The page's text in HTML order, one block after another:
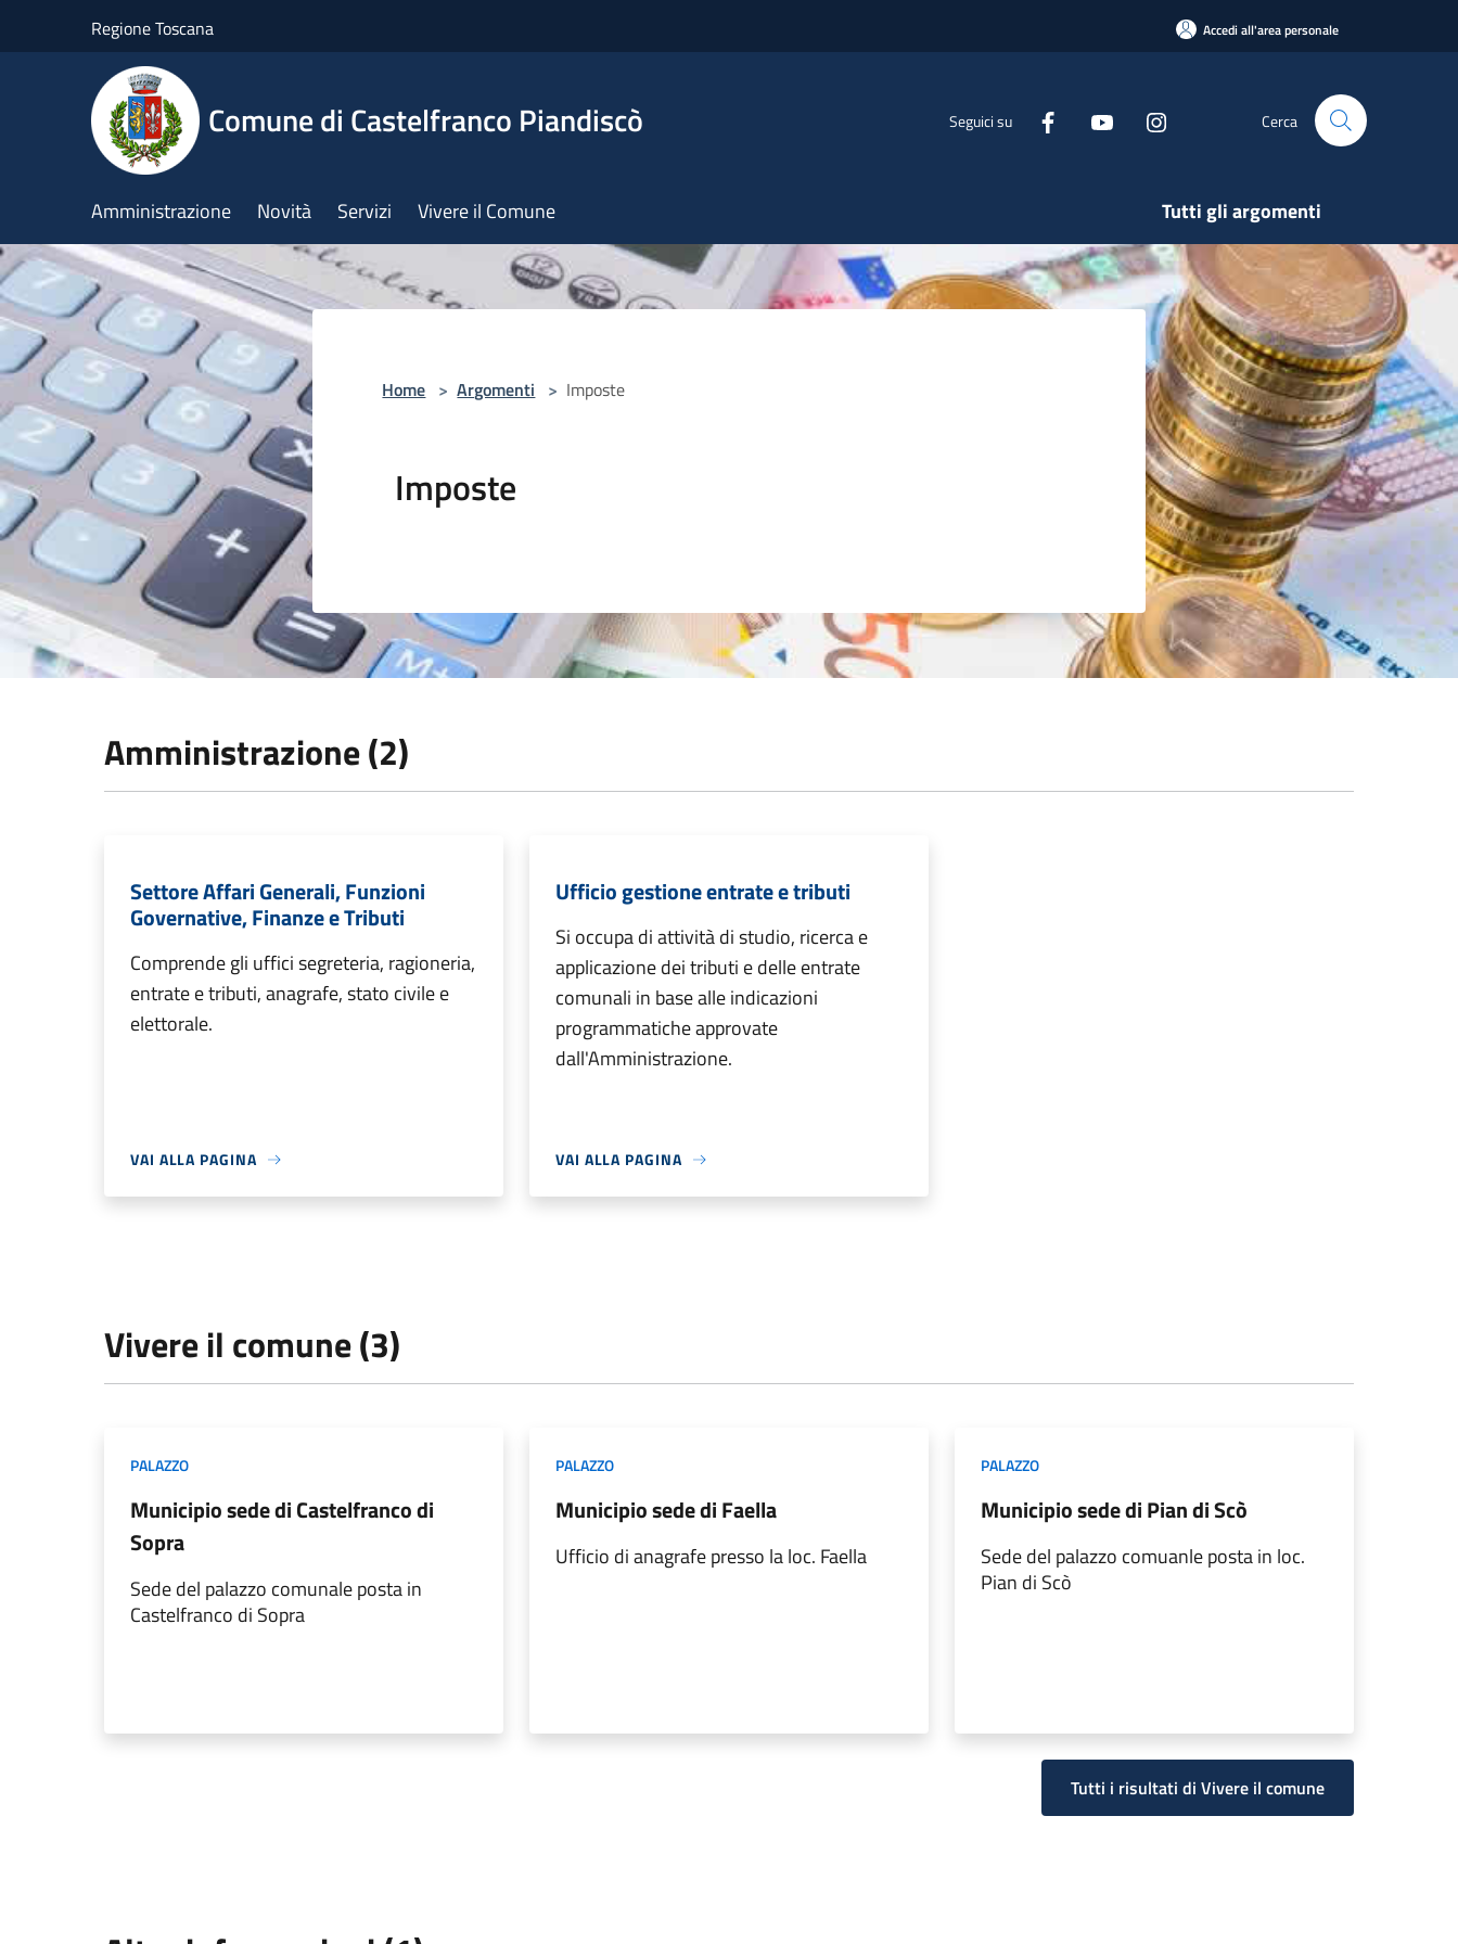
Regione Toscana Accedi all'area personale
Comune di Castelfranco Piandiscò Seguici su Cerca
Amministrazione Novità Servizi Vivere il Comune Tutti gli argomenti
Home > Argomenti > Imposte
Imposte
Amministrazione (2)
Settore Affari Generali, Funzioni
Governative, Finanze e Tributi
Comprende gli uffici segreteria, ragioneria,
entrate e tributi, anagrafe, stato civile e
elettorale.
VAI ALLA PAGINA
Ufficio gestione entrate e tributi
Si occupa di attività di studio, ricerca e
applicazione dei tributi e delle entrate
comunali in base alle indicazioni
programmatiche approvate
dall'Amministrazione.
VAI ALLA PAGINA
Vivere il comune (3)
PALAZZO
Municipio sede di Castelfranco di
Sopra
Sede del palazzo comunale posta in
Castelfranco di Sopra
PALAZZO
Municipio sede di Faella
Ufficio di anagrafe presso la loc. Faella
PALAZZO
Municipio sede di Pian di Scò
Sede del palazzo comuanle posta in loc.
Pian di Scò
Tutti i risultati di Vivere il comune